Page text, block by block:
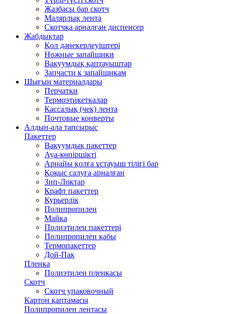
Жазбасы бар скотч
Малярлық лента
Скотчқа арналған диспенсер
Жабдықтар
Қол дәнекерлеуіштері
Ножные запайщики
Вакуумдық қаптауыштар
Запчасти к запайщикам
Шығын материалдары
Перчатки
Термоэтикеткалар
Кассалық (чек) лента
Почтовые конверты
Алдын-ала тапсырыс
Пакеттер
Вакуумдық пакеттер
Ауа-көпіршікті
Арнайы қолға ұстауыш тілігі бар
Қоқыс салуға арналған
Зип-Локтар
Крафт пакеттер
Курьерлік
Полипропилен
Майка
Полиэтилен пакеттері
Полипропилен қабы
Термопакеттер
Дой-Пак
Пленка
Полиэтилен пленкасы
Скотч
Скотч упаковочный
Картон қаптамасы
Полипропилен лентасы